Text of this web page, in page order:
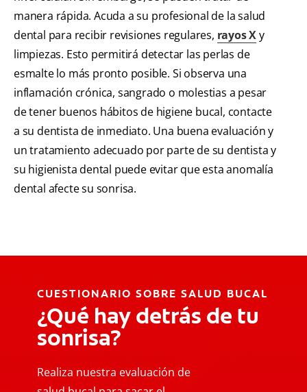
manera rápida. Acuda a su profesional de la salud
dental para recibir revisiones regulares, rayos Xy
limpiezas. Esto permitirá detectar las perlas de
esmalte lo más pronto posible. Si observa una
inflamación crónica, sangrado o molestias a pesar
de tener buenos hábitos de higiene bucal, contacte
a su dentista de inmediato. Una buena evaluación y
un tratamiento adecuado por parte de su dentista y
su higienista dental puede evitar que esta anomalía
dental afecte su sonrisa.
CUESTIONARIO SOBRE SALUD BUCAL
¿Qué hay detrás de tu
sonrisa?
Realiza nuestra evaluación de